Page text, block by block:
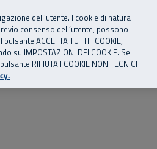
Risorse utili Supporto
dell’utente. I cookie di natura
consenso dell’utente, possono
ACCETTA TUTTI I COOKIE,
IMPOSTAZIONI DEI COOKIE. Se
RIFIUTA I COOKIE NON TECNICI